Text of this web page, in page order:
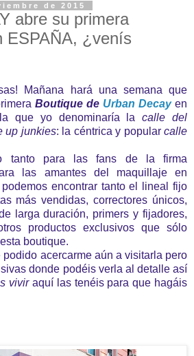
de 2015
abre su primera
ESPAÑA, ¿venís
Mañana hará una semana que
Boutique de Urban Decayen
que yo denominaría lacalle del
up junkies: la céntrica y popularcalle
tanto para las fans de la firma
las amantes del maquillaje en
encontrar tanto el lineal fijo
más vendidas, correctores únicos,
larga duración, primers y fijadores,
productos exclusivos que sólo
boutique.
podido acercarme aún a visitarla pero
donde podéis verla al detalle así
viviraquí las tenéis para que hagáis